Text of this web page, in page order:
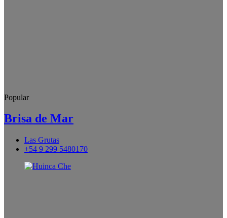
Popular
Brisa de Mar
Las Grutas
+54 9 299 5480170